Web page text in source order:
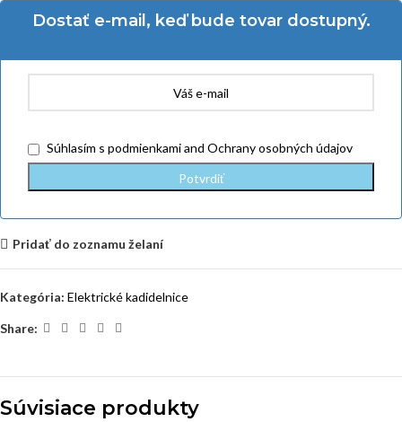
Dostať e-mail, keď bude tovar dostupný.
Súhlasím s podmienkamiand Ochrany osobných údajov
Pridať do zoznamu želaní
Kategória: Elektrické kadidelnice
Share:
Súvisiace produkty